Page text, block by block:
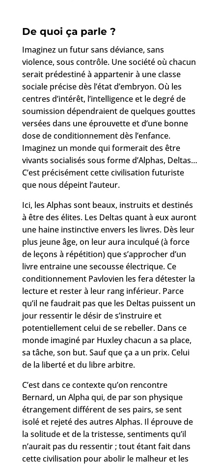
De quoi ça parle ?
Imaginez un futur sans déviance, sans
violence, sous contrôle. Une société où chacun
serait prédestiné à appartenir à une classe
sociale précise dès l’état d’embryon. Où les
centres d’intérêt, l’intelligence et le degré de
soumission dépendraient de quelques gouttes
versées dans une éprouvette et d’une bonne
dose de conditionnement dès l’enfance.
Imaginez un monde qui formerait des être
vivants socialisés sous forme d’Alphas, Deltas…
C’est précisément cette civilisation futuriste
que nous dépeint l’auteur.
Ici, les Alphas sont beaux, instruits et destinés
à être des élites. Les Deltas quant à eux auront
une haine instinctive envers les livres. Dès leur
plus jeune âge, on leur aura inculqué (à force
de leçons à répétition) que s’approcher d’un
livre entraine une secousse électrique. Ce
conditionnement Pavlovien les fera détester la
lecture et rester à leur rang inférieur. Parce
qu’il ne faudrait pas que les Deltas puissent un
jour ressentir le désir de s’instruire et
potentiellement celui de se rebeller. Dans ce
monde imaginé par Huxley chacun a sa place,
sa tâche, son but. Sauf que ça a un prix. Celui
de la liberté et du libre arbitre.
C’est dans ce contexte qu’on rencontre
Bernard, un Alpha qui, de par son physique
étrangement différent de ses pairs, se sent
isolé et rejeté des autres Alphas. Il éprouve de
la solitude et de la tristesse, sentiments qu’il
n’aurait pas du ressentir ; tout étant fait dans
cette civilisation pour abolir le malheur et les